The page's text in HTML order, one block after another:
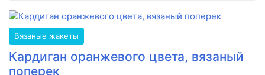
Вязаные жакеты
Кардиган оранжевого цвета, вязаный
поперек